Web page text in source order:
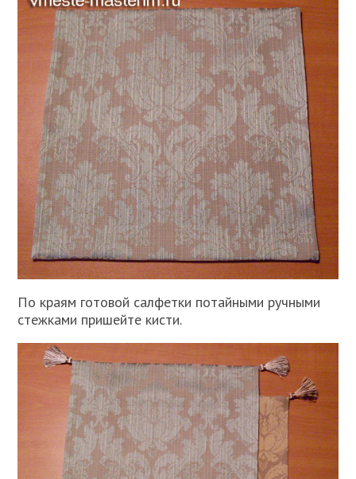
По краям готовой салфетки потайными ручными
стежками пришейте кисти.